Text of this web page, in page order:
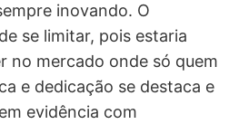
inovando. O
se limitar, pois estaria
no mercado onde só quem
e dedicação se destaca e
evidência com